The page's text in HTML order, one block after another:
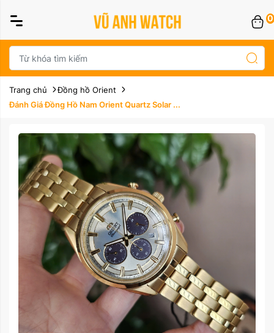
0
Trang chủ
Đồng hồ Orient
Đánh Giá Đồng Hồ Nam Orient Quartz Solar ...